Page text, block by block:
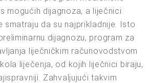
mogućih dijagnoza, a liječnici
smatraju da su najprikladnije. Isto
dijagnozu, program za
liječničkim računovodstvom
liječenja, od kojih liječnici biraju,
Zahvaljujući takvim